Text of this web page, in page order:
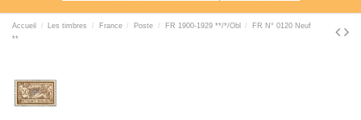
Accueil Les timbres France Poste FR 1900-1929 **/*/Obl
FR N° 0120 Neuf
**